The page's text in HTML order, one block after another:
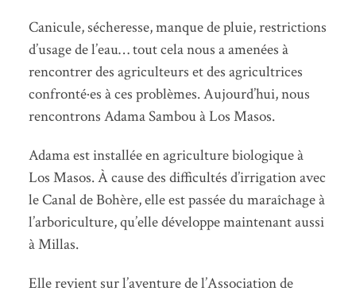
Canicule, sécheresse, manque de pluie, restrictions
d’usage de l’eau… tout cela nous a amenées à
rencontrer des agriculteurs et des agricultrices
confronté·es à ces problèmes. Aujourd’hui, nous
rencontrons Adama Sambou à Los Masos.
Adama est installée en agriculture biologique à
Los Masos. À cause des difficultés d’irrigation avec
le Canal de Bohère, elle est passée du maraîchage à
l’arboriculture, qu’elle développe maintenant aussi
à Millas.
Elle revient sur l’aventure de l’Association de